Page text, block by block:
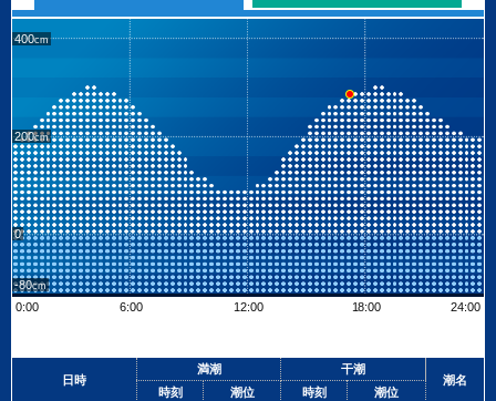
400
200
0
-80
0:00
6:00 12:00 18:00 24:00
+
日時
満潮
干潮
潮名
時刻
潮位 時刻 潮位